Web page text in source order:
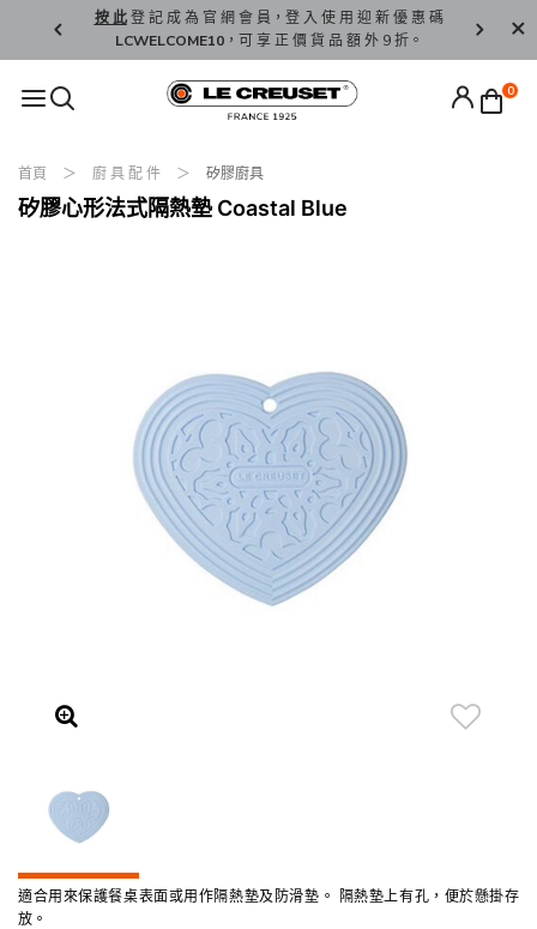
按 此登 記 成 為 官 網 會 員，登 入 使 用 迎 新 優 惠 碼
LCWELCOME10，可 享 正 價 貨 品 額 外 9 折。
香 港 / 澳
0
首頁 廚 具 配 件 矽膠廚具
矽膠心形法式隔熱墊 Coastal Blue
適合用來保護餐桌表面或用作隔熱墊及防滑墊。 隔熱墊上有孔，便於懸掛存
放。